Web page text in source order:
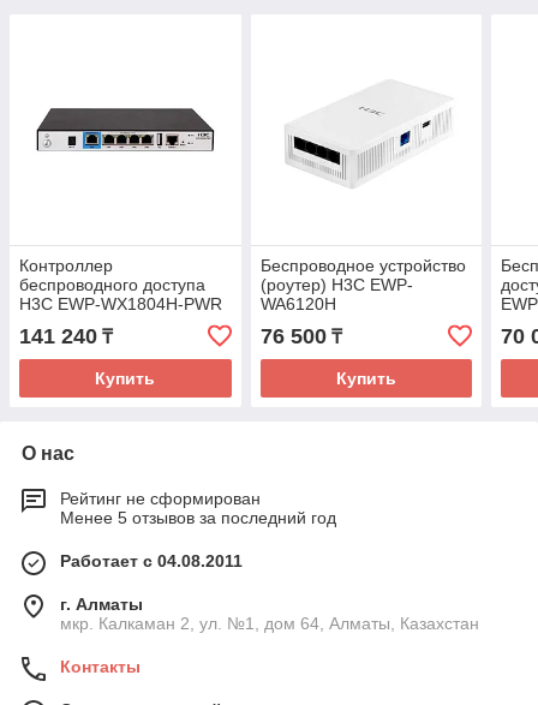
Контроллер
беспроводного доступа
H3C EWP-WX1804H-PWR
141 240 ₸
Купить
Беспроводное устройство
(роутер) H3C EWP-
WA6120H
76 500₸
Купить
70
О нас
Рейтинг не сформирован
Менее 5 отзывов за последний год
Работает с 04.08.2011
г. Алматы
мкр. Калкаман 2, ул. №1, дом 64, Алматы, Казахстан
Контакты